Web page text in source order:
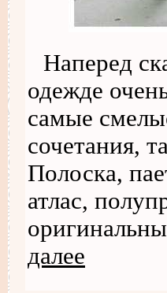
Наперед
одежде
самые
сочетания,
Полоска,
атлас,
далее